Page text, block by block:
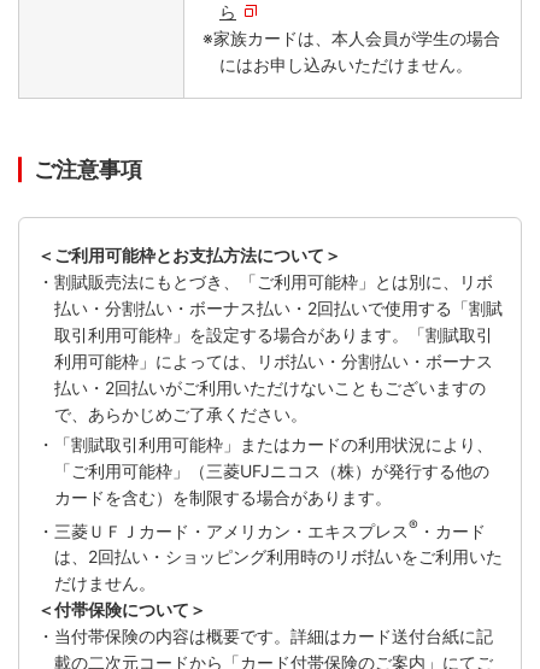
ら
※家族カードは、本人会員が学生の場合
にはお申し込みいただけません。
ご注意事項
＜ご利用可能枠とお支払方法について＞
・割賦販売法にもとづき、「ご利用可能枠」とは別に、リボ
払い・分割払い・ボーナス払い・2回払いで使用する「割賦
取引利用可能枠」を設定する場合があります。「割賦取引
利用可能枠」によっては、リボ払い・分割払い・ボーナス
払い・2回払いがご利用いただけないこともございますの
で、あらかじめご了承ください。
・「割賦取引利用可能枠」またはカードの利用状況により、
「ご利用可能枠」（三菱UFJニコス（株）が発行する他の
カードを含む）を制限する場合があります。
・三菱ＵＦＪカード・アメリカン・エキスプレス ® ・カード
は、2回払い・ショッピング利用時のリボ払いをご利用いた
だけません。
＜付帯保険について＞
・当付帯保険の内容は概要です。詳細はカード送付台紙に記
載の二次元コードから「カード付帯保険のご案内」にてご